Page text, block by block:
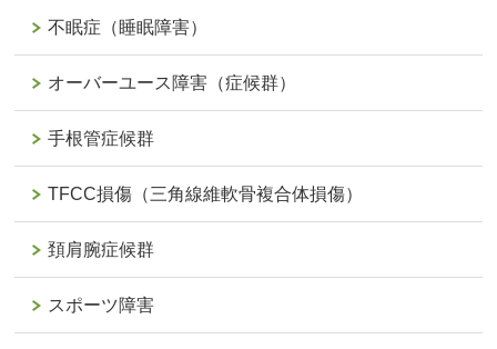
不眠症（睡眠障害）
オーバーユース障害（症候群）
手根管症候群
TFCC損傷（三角線維軟骨複合体損傷）
頚肩腕症候群
スポーツ障害